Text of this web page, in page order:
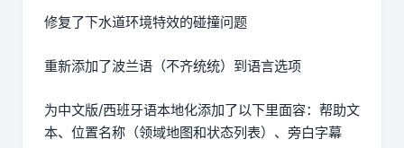
修复了下水道环境特效的碰撞问题
重新添加了波兰语（不齐统统）到语言选项
为中文版/西班牙语本地化添加了以下里面容：帮助文
本、位置名称（领域地图和状态列表）、旁白字幕